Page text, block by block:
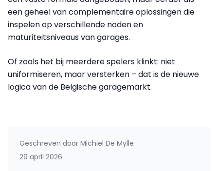
een geheel van complementaire oplossingen die
inspelen op verschillende noden en
maturiteitsniveaus van garages.
Of zoals het bij meerdere spelers klinkt: niet
uniformiseren, maar versterken – dat is de nieuwe
logica van de Belgische garagemarkt.
Geschreven door Michiel De Mylle
29 april 2026